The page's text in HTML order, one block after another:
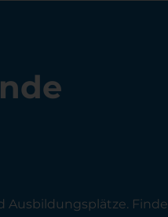
Ausbildungsplätze. Finde